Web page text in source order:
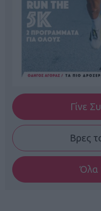
Γίνε
Βρες
Όλα